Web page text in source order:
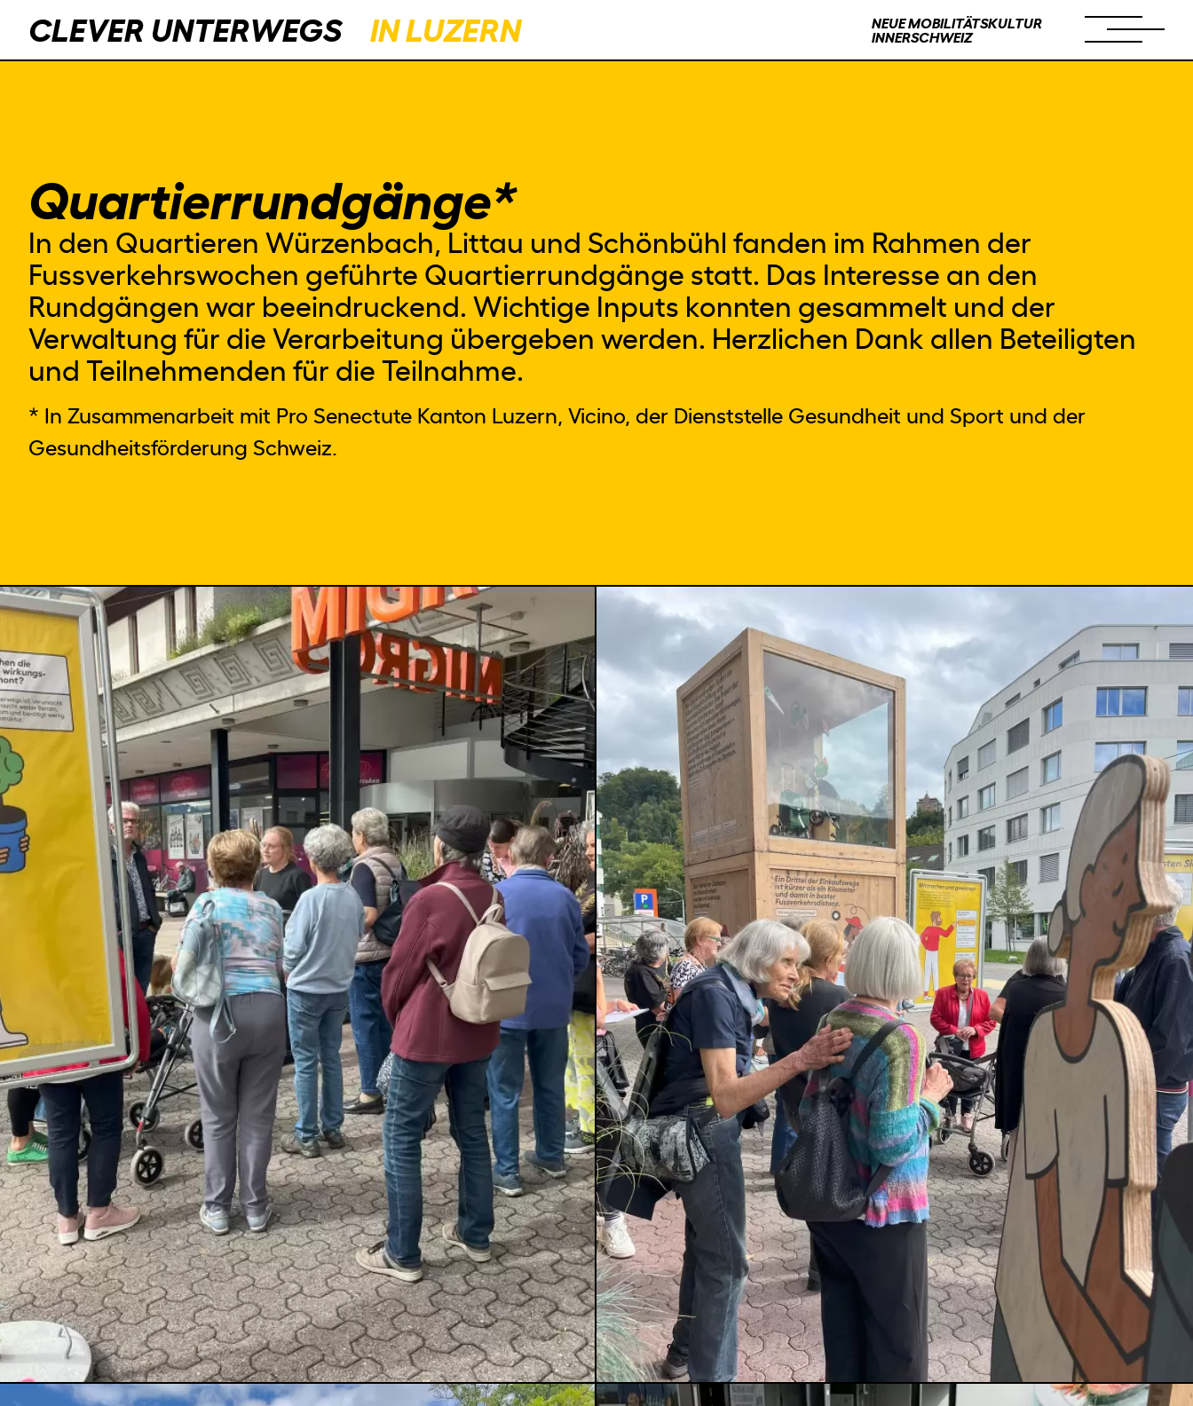
CLEVER UNTERWEGS IN LUZERN NEUE MOBILITÄTSKULTUR
INNERSCHWEIZ
Quartierrundgänge*
In den Quartieren Würzenbach, Littau und Schönbühl fanden im Rahmen der
Fussverkehrswochen geführte Quartierrundgänge statt. Das Interesse an den
Rundgängen war beeindruckend. Wichtige Inputs konnten gesammelt und der
Verwaltung für die Verarbeitung übergeben werden. Herzlichen Dank allen Beteiligten
und Teilnehmenden für die Teilnahme.
* In Zusammenarbeit mit Pro Senectute Kanton Luzern, Vicino, der Dienststelle Gesundheit und Sport und der
Gesundheitsförderung Schweiz.